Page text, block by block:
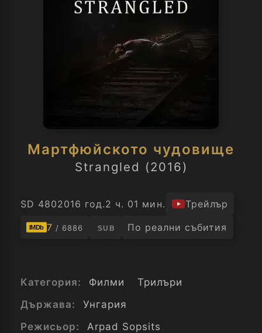
Мартфюйското чудовище
Strangled (2016)
SD 4802016 год.2 ч. 01 мин. Трейлър
IMDb 7 / 6886 SUB По реални събития
Категория: Филми
Трилъри
Държава:
Унгария
Режисьор:
Arpad Sopsits